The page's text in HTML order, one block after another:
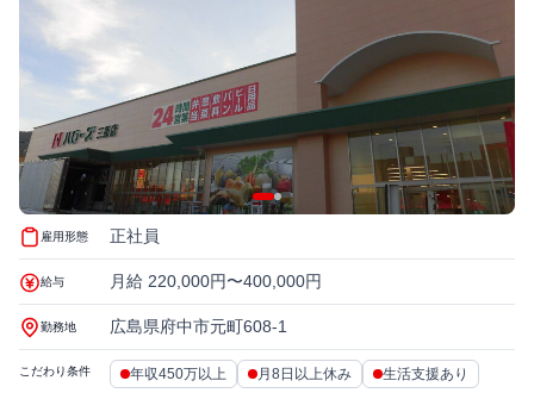
雇用形態 正社員
給与 月給 220,000円〜400,000円
勤務地 広島県府中市元町608-1
こだわり条件 年収450万以上 月8日以上休み 生活支援あり